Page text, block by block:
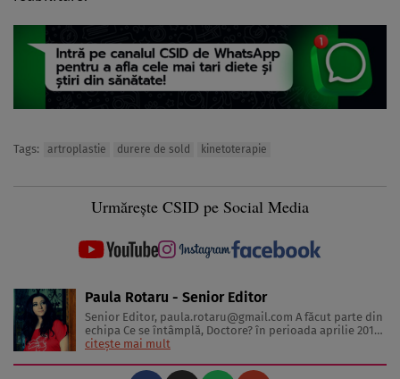
Tags: artroplastie durere de sold kinetoterapie
Urmărește CSID pe Social Media
Paula Rotaru - Senior Editor
Senior Editor, paula.rotaru@gmail.com
echipa Ce se întâmplă, Doctore? în perioada aprilie 2013-
decembrie 2023. Articolele sale cuprind informații despre
și sănătatea emoțională. Colaborări: Viața ...
citește mai mult